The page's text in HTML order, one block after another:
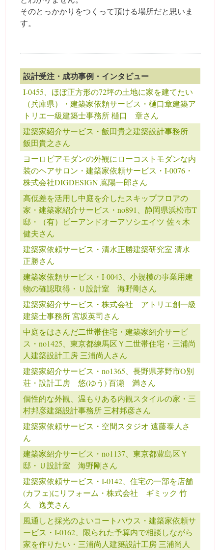
そのとっかかりをつくって頂ける場所だと思いま
す。
設計受注・成功事例・インタビュー
I-0455、ほぼ正方形の72坪の土地に家を建てたい
（兵庫県）・建築家依頼サービス・樋口章建築ア
トリエ一級建築士事務所 樋口 章さん
建築家紹介サービス・飯田貴之建築設計事務所
飯田貴之さん
ヨーロピアモダンの外観にローコストモダンな内
装のヘアサロン・建築家依頼サービス・I-0076・
株式会社DIGDESIGN 嶌陽一郎さん
高低差を活用し中庭を介したスキップフロアの
家・建築家紹介サービス・no891、静岡県浜松市T
邸・（有）ビーアンドオーアソシエイツ 佐々木
健夫さん
建築家依頼サービス・清水正勝建築研究室 清水
正勝さん
建築家依頼サービス・I-0043、小規模の事業用建
物の確認取得・Ｕ設計室 海野剛さん
建築家紹介サービス・株式会社 アトリエ創一級
建築士事務所 宮坂英司さん
中庭をはさんだ二世帯住宅・建築家紹介サービ
ス・no1425、東京都練馬区Ｙ二世帯住宅・三浦尚
人建築設計工房 三浦尚人さん
建築家紹介サービス・no1365、長野県茅野市O別
荘・設計工房 悠(ゆう) 百瀬 満さん
個性的な外観、温もりある内観スタイルの家・三
村邦彦建築設計事務所 三村邦彦さん
建築家依頼サービス・空間スタジオ 遠藤泰人さ
ん
建築家紹介サービス・no1137、東京都豊島区Ｙ
邸・Ｕ設計室 海野剛さん
建築家依頼サービス・I-0142、住宅の一部を店舗
(カフェ)にリフォーム・株式会社 ギミック 竹
久 逸美さん
風通しと採光のよいコートハウス・建築家依頼サ
ービス・I-0162、限られた予算内で相談しながら
家を作りたい・三浦尚人建築設計工房 三浦尚人